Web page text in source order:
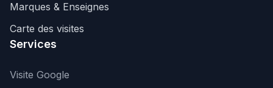
Marques & Enseignes
Carte des visites
Services
Visite Google